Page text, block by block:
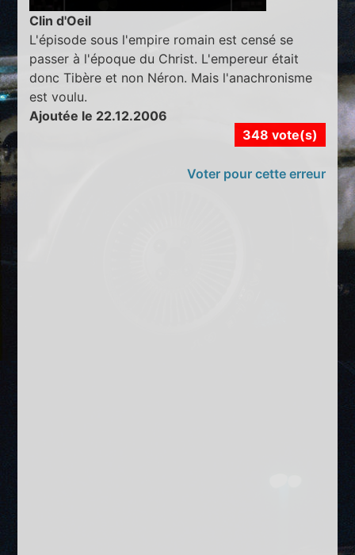
Clin d'Oeil
L'épisode sous l'empire romain est censé se
passer à l'époque du Christ. L'empereur était
donc Tibère et non Néron. Mais l'anachronisme
est voulu.
Ajoutée le 22.12.2006
348 vote(s)
Voter pour cette erreur